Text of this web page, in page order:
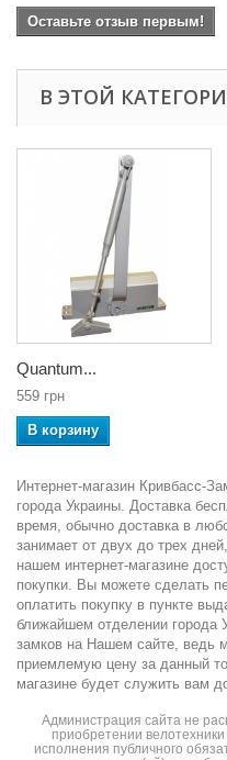
Оставьте отзыв первым!
В ЭТОЙ
Quantum...
559 грн
В корзину
Интернет-магазин Кривбасс-
города Украины. Доставка
время, обычно доставка в
занимает от двух до трех
нашем интернет-магазине
покупки. Вы можете сделать
оплатить покупку в пункте
ближайшем отделении города
замков на Нашем сайте, ведь
приемлемую цену за данный
магазине будет служить вам
Администрация сайта не
приобретении
исполнения публичного